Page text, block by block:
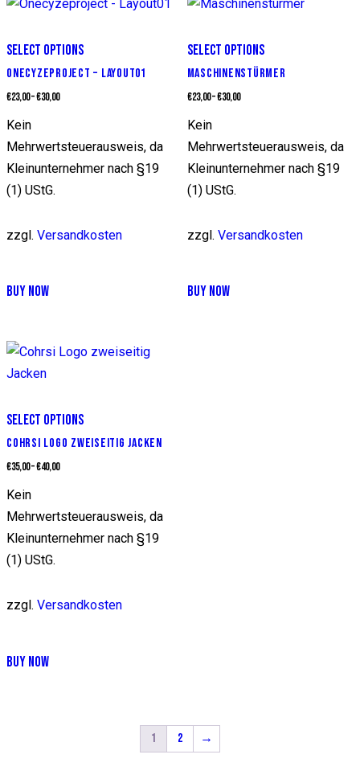
Optionen
können
der
Produktseite
gewählt
Optionen
können
der
Produktseite
gewählt
SELECT OPTIONS
ONECYZEPROJECT – LAYOUT01
€23,00–€30,00
Kein
Mehrwertsteuerausweis, da
Kleinunternehmer nach §19
(1) UStG.
zzgl. Versandkosten
BUY NOW
mehrere
auf
Produktseite
gewählt
werden
SELECT OPTIONS
MASCHINENSTÜRMER
€23,00–€30,00
Kein
Mehrwertsteuerausweis, da
Kleinunternehmer nach §19
(1) UStG.
zzgl. Versandkosten
BUY NOW
Produkt
SELECT OPTIONS
COHRSI LOGO ZWEISEITIG JACKEN
€35,00–€40,00
Kein
Mehrwertsteuerausweis, da
Kleinunternehmer nach §19
(1) UStG.
zzgl. Versandkosten
BUY NOW
1 2 →